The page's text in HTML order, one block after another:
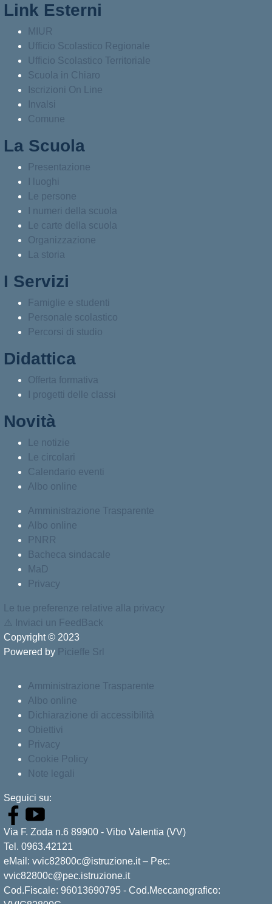
Link Esterni
MIUR
Ufficio Scolastico Regionale
Ufficio Scolastico Territoriale
Scuola in Chiaro
Iscrizioni On Line
Invalsi
Comune
La Scuola
Presentazione
I luoghi
Le persone
I numeri della scuola
Le carte della scuola
Organizzazione
La storia
I Servizi
Famiglie e studenti
Personale scolastico
Percorsi di studio
Didattica
Offerta formativa
I progetti delle classi
Novità
Le notizie
Le circolari
Calendario eventi
Albo online
Amministrazione Trasparente
Albo online
PNRR
Bacheca sindacale
MaD
Privacy
Le tue preferenze relative alla privacy
⚠️
Inviaci un FeedBack
Copyright © 2023
Powered by Picieffe Srl
Amministrazione Trasparente
Albo online
Dichiarazione di accessibilità
Obiettivi
Privacy
Cookie Policy
Note legali
Seguici su:
Via F. Zoda n.6 89900 - Vibo Valentia (VV)
Tel. 0963.42121
eMail: vvic82800c@istruzione.it – Pec:
vvic82800c@pec.istruzione.it
Cod.Fiscale: 96013690795 - Cod.Meccanografico: